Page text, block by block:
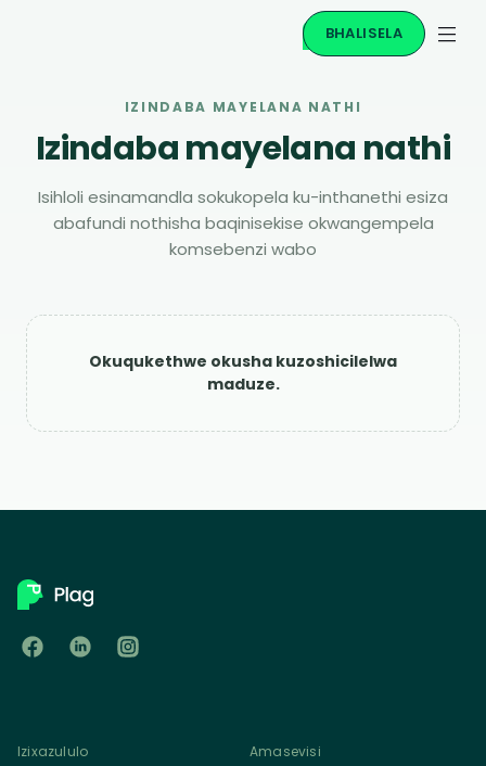
BHALISELA
IZINDABA MAYELANA NATHI
Izindaba mayelana nathi
Isihloli esinamandla sokukopela ku-inthanethi esiza
abafundi nothisha baqinisekise okwangempela
komsebenzi wabo
Okuqukethwe okusha kuzoshicilelwa
maduze.
Izixazululo Amasevisi